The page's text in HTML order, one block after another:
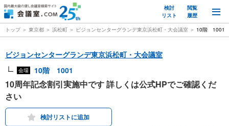
検討
リスト
閲覧
履歴
トップ 東京都 浜松町 ビジョンセンターグランデ東京浜松町・大会議室 10階 1001
ビジョンセンターグランデ東京浜松町・大会議室
会場 10階 1001
10周年記念割引実施中です 詳しくは公式HPでご確認くだ
さい
検討リストに追加